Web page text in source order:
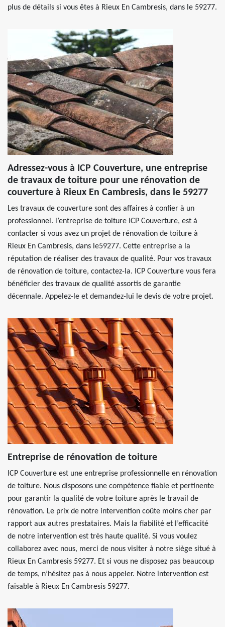
plus de détails si vous êtes à Rieux En Cambresis, dans le 59277.
Adressez-vous à ICP Couverture, une entreprise
de travaux de toiture pour une rénovation de
couverture à Rieux En Cambresis, dans le 59277
Les travaux de couverture sont des affaires à confier à un
professionnel. l’entreprise de toiture ICP Couverture, est à
contacter si vous avez un projet de rénovation de toiture à
Rieux En Cambresis, dans le59277. Cette entreprise a la
réputation de réaliser des travaux de qualité. Pour vos travaux
de rénovation de toiture, contactez-la. ICP Couverture vous fera
bénéficier des travaux de qualité assortis de garantie
décennale. Appelez-le et demandez-lui le devis de votre projet.
Entreprise de rénovation de toiture
ICP Couverture est une entreprise professionnelle en rénovation
de toiture. Nous disposons une compétence fiable et pertinente
pour garantir la qualité de votre toiture après le travail de
rénovation. Le prix de notre intervention coûte moins cher par
rapport aux autres prestataires. Mais la fiabilité et l’efficacité
de notre intervention est très haute qualité. Si vous voulez
collaborez avec nous, merci de nous visiter à notre siège situé à
Rieux En Cambresis 59277. Et si vous ne disposez pas beaucoup
de temps, n’hésitez pas à nous appeler. Notre intervention est
faisable à Rieux En Cambresis 59277.